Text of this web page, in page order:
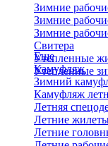
Зимние
Зимние
Зимние
Свитера
Утепленные
Утепленные
Еще
Камуфляж
Зимний
Камуфляж
Летняя
Летние
Летние